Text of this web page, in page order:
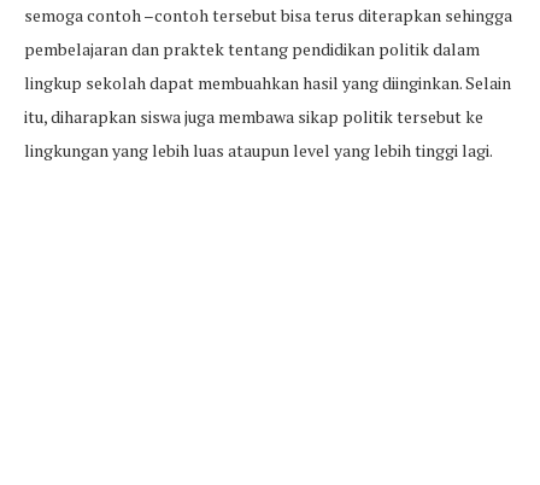
semoga contoh –contoh tersebut bisa terus diterapkan sehingga
pembelajaran dan praktek tentang pendidikan politik dalam
lingkup sekolah dapat membuahkan hasil yang diinginkan. Selain
itu, diharapkan siswa juga membawa sikap politik tersebut ke
lingkungan yang lebih luas ataupun level yang lebih tinggi lagi.